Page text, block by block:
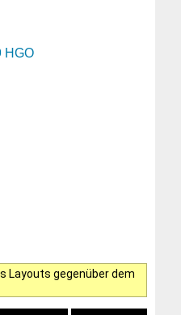
HGO
Layouts gegenüber dem